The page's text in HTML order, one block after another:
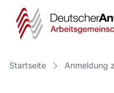
Startseite